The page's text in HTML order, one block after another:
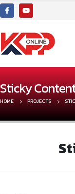
Sticky
HOME PROJECTS